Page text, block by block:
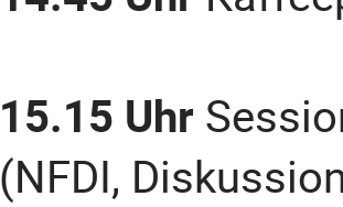
15.15 Uhr
(NFDI,